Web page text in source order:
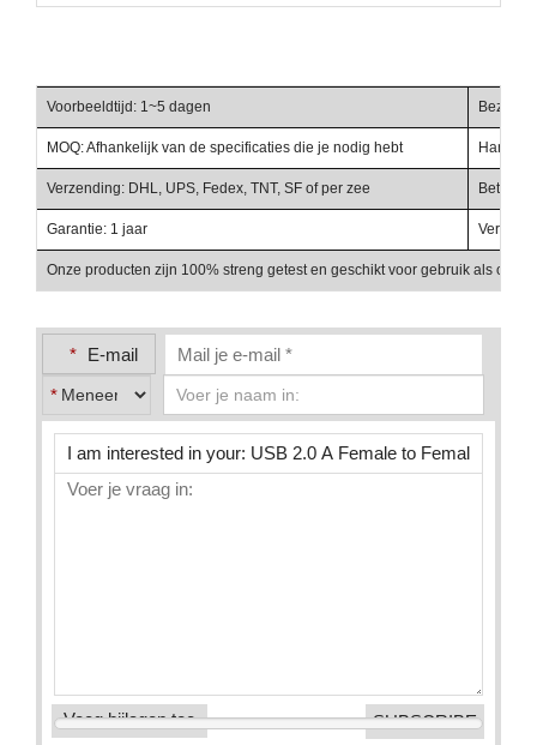
Voorbeeldtijd: 1~5 dagen
MOQ: Afhankelijk van de specificaties die je nodig hebt
Verzending: DHL, UPS, Fedex, TNT, SF of per zee
Garantie: 1 jaar
Onze producten zijn 100% streng getest en geschikt voor gebruik als
* E-mail
*
Voeg bijlagen toe